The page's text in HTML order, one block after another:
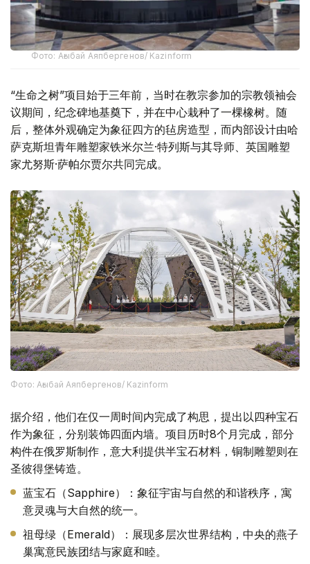
Фото: Ағыбай Аяпбергенов/ Kazinform
“生命之树”项目始于三年前，当时在教宗参加的宗教领袖会
议期间，纪念碑地基奠下，并在中心栽种了一棵橡树。随
后，整体外观确定为象征四方的毡房造型，而内部设计由哈
萨克斯坦青年雕塑家铁米尔兰·特列斯与其导师、英国雕塑
家尤努斯·萨帕尔贾尔共同完成。
Фото: Ағыбай Аяпбергенов/ Kazinform
据介绍，他们在仅一周时间内完成了构思，提出以四种宝石
作为象征，分别装饰四面内墙。项目历时8个月完成，部分
构件在俄罗斯制作，意大利提供半宝石材料，铜制雕塑则在
圣彼得堡铸造。
蓝宝石（Sapphire）：象征宇宙与自然的和谐秩序，寓
意灵魂与大自然的统一。
祖母绿（Emerald）：展现多层次世界结构，中央的燕子
巢寓意民族团结与家庭和睦。